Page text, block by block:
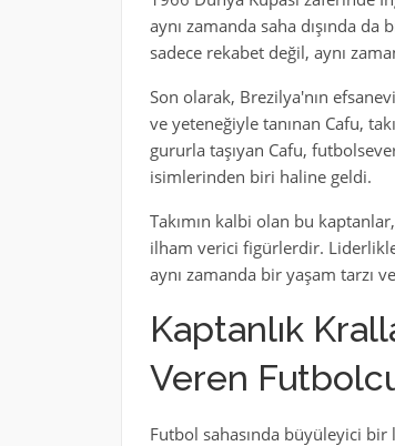
aynı zamanda saha dışında
sadece rekabet değil, aynı
Son olarak, Brezilya'nın
ve yeteneğiyle tanınan Cafu,
gururla taşıyan Cafu,
isimlerinden biri haline geldi.
Takımın kalbi olan bu
ilham verici figürlerdir.
aynı zamanda bir yaşam tarzı
Kaptanlık
Veren
Futbol sahasında büyüleyici